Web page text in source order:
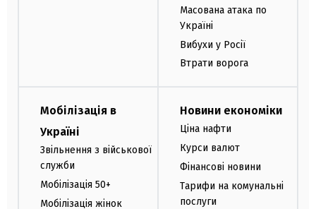
Масована атака по
Україні
Вибухи у Росії
Втрати ворога
Мобілізація в
Україні
Звільнення з військової
служби
Мобілізація 50+
Мобілізація жінок
Новини економіки
Ціна нафти
Курси валют
Фінансові новини
Тарифи на комунальні
послуги